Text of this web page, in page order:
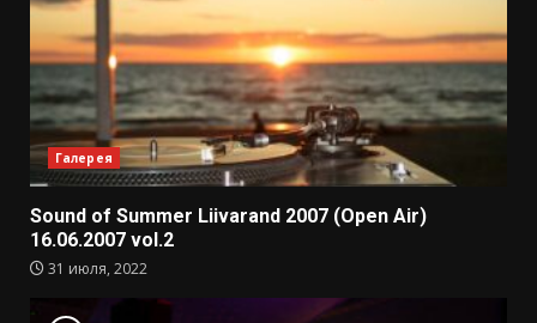
Галерея
Sound of Summer Liivarand 2007 (Open Air)
16.06.2007 vol.2
31 июля, 2022